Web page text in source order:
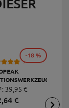
9
20 PRO
39,95 €
64€
-18 %